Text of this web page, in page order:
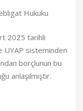
Hukuku
2025 tarihli
UYAP sisteminden
borçlunun bu
anlaşılmıştır.